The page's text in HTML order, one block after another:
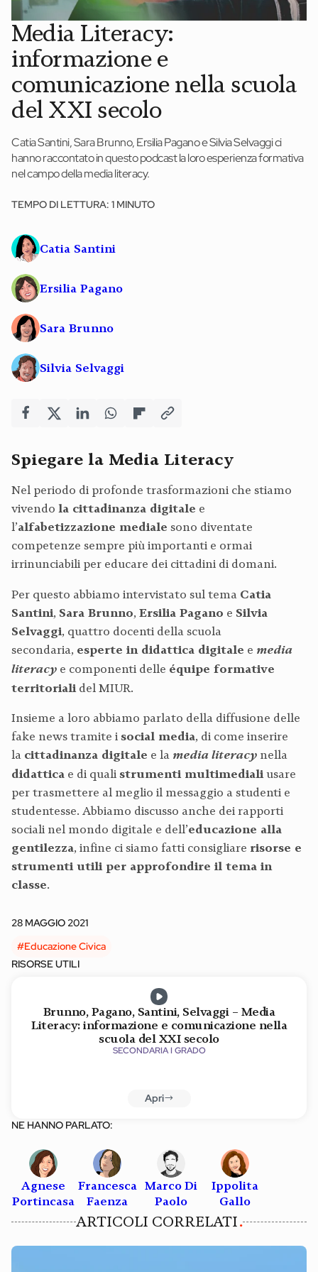
News ed eventi
Books
Webinar
Materiali didattici
Chi siamo
Scrivi con noi
Contatti
Didattica Espresso
Media Literacy:
informazione e
comunicazione nella scuola
del XXI secolo
Catia Santini, Sara Brunno, Ersilia Pagano e Silvia Selvaggi ci
hanno raccontato in questo podcast la loro esperienza formativa
nel campo della media literacy.
TEMPO DI LETTURA: 1 MINUTO
Catia Santini
Ersilia Pagano
Sara Brunno
Silvia Selvaggi
Spiegare la Media Literacy
Nel periodo di profonde trasformazioni che stiamo
vivendo la cittadinanza digitale e
l’alfabetizzazione mediale sono diventate
competenze sempre più importanti e ormai
irrinunciabili per educare dei cittadini di domani.
Per questo abbiamo intervistato sul tema Catia
Santini, Sara Brunno, Ersilia Pagano e Silvia
Selvaggi, quattro docenti della scuola
secondaria, esperte in didattica digitale e media
literacy e componenti delle équipe formative
territoriali del MIUR.
Insieme a loro abbiamo parlato della diffusione delle
fake news tramite i social media, di come inserire
la cittadinanza digitale e la media literacy nella
didattica e di quali strumenti multimediali usare
per trasmettere al meglio il messaggio a studenti e
studentesse. Abbiamo discusso anche dei rapporti
sociali nel mondo digitale e dell’educazione alla
gentilezza, infine ci siamo fatti consigliare risorse e
strumenti utili per approfondire il tema in
classe.
28 MAGGIO 2021
#Educazione Civica
RISORSE UTILI
Brunno, Pagano, Santini, Selvaggi – Media
Literacy: informazione e comunicazione nella
scuola del XXI secolo
SECONDARIA I GRADO
Apri
NE HANNO PARLATO:
Agnese
Portincasa
Francesca
Faenza
Marco Di
Paolo
Ippolita
Gallo
ARTICOLI CORRELATI